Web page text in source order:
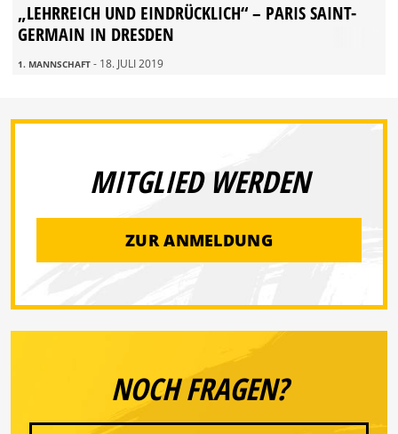
„LEHRREICH UND EINDRÜCKLICH“ – PARIS SAINT-
GERMAIN IN DRESDEN
1. MANNSCHAFT - 18. JULI 2019
MITGLIED WERDEN
ZUR ANMELDUNG
NOCH FRAGEN?